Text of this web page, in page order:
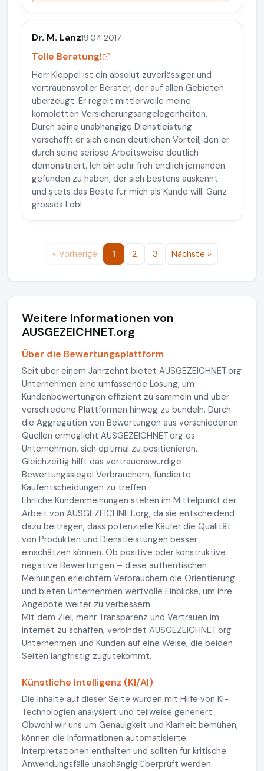
Dr. M. Lanz19.04.2017
Tolle Beratung!
Herr Klöppel ist ein absolut zuverlässiger und
vertrauensvoller Berater, der auf allen Gebieten
überzeugt. Er regelt mittlerweile meine
kompletten Versicherungsangelegenheiten.
Durch seine unabhängige Dienstleistung
verschafft er sich einen deutlichen Vorteil, den er
durch seine seriöse Arbeitsweise deutlich
demonstriert. Ich bin sehr froh endlich jemanden
gefunden zu haben, der sich bestens auskennt
und stets das Beste für mich als Kunde will. Ganz
grosses Lob!
« Vorherige 1 2 3 Nächste »
Weitere Informationen von
AUSGEZEICHNET.org
Über die Bewertungsplattform
Seit über einem Jahrzehnt bietet AUSGEZEICHNET.org
Unternehmen eine umfassende Lösung, um
Kundenbewertungen effizient zu sammeln und über
verschiedene Plattformen hinweg zu bündeln. Durch
die Aggregation von Bewertungen aus verschiedenen
Quellen ermöglicht AUSGEZEICHNET.org es
Unternehmen, sich optimal zu positionieren.
Gleichzeitig hilft das vertrauenswürdige
Bewertungssiegel Verbrauchern, fundierte
Kaufentscheidungen zu treffen.
Ehrliche Kundenmeinungen stehen im Mittelpunkt der
Arbeit von AUSGEZEICHNET.org, da sie entscheidend
dazu beitragen, dass potenzielle Käufer die Qualität
von Produkten und Dienstleistungen besser
einschätzen können. Ob positive oder konstruktive
negative Bewertungen – diese authentischen
Meinungen erleichtern Verbrauchern die Orientierung
und bieten Unternehmen wertvolle Einblicke, um ihre
Angebote weiter zu verbessern.
Mit dem Ziel, mehr Transparenz und Vertrauen im
Internet zu schaffen, verbindet AUSGEZEICHNET.org
Unternehmen und Kunden auf eine Weise, die beiden
Seiten langfristig zugutekommt.
Künstliche Intelligenz (KI/AI)
Die Inhalte auf dieser Seite wurden mit Hilfe von KI-
Technologien analysiert und teilweise generiert.
Obwohl wir uns um Genauigkeit und Klarheit bemühen,
können die Informationen automatisierte
Interpretationen enthalten und sollten für kritische
Anwendungsfälle unabhängig überprüft werden.